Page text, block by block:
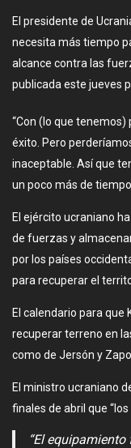
El presidente de
necesita más tiempo
alcance contra las
publicada este jueves
“Con (lo que
éxito. Pero
inaceptable. Así que
un poco más de
El ejército ucraniano
de fuerzas y
por los países
para recuperar el
El calendario para que
recuperar terreno en
como de Jersón y
El ministro ucraniano
finales de abril que
“El